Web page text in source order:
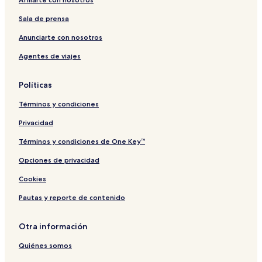
a
c
e
o
l
l
e
i
n
Sala de prensa
Anunciarte con nosotros
Agentes de viajes
Políticas
Términos y condiciones
Privacidad
Términos y condiciones de One Key™
Opciones de privacidad
Cookies
Pautas y reporte de contenido
Otra información
Quiénes somos